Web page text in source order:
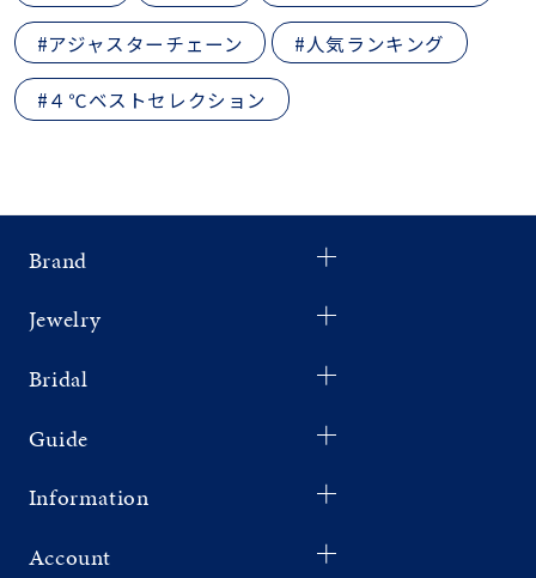
#アジャスターチェーン #人気ランキング
#４℃ベストセレクション
Brand
Jewelry
Bridal
Guide
Information
Account